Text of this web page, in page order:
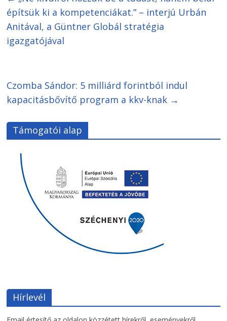
építsük ki a kompetenciákat.” – interjú Urbán
Anitával, a Güntner Globál stratégia
igazgatójával
Czomba Sándor: 5 milliárd forintból indul
kapacitásbővítő program a kkv-knak →
Támogatói alap
Hírlevél